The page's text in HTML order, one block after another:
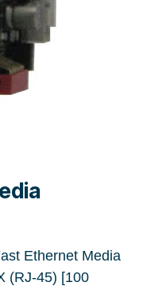
Ethernet Media
(RJ-45) [100